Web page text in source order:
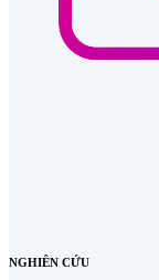
NGHIÊN CỨU